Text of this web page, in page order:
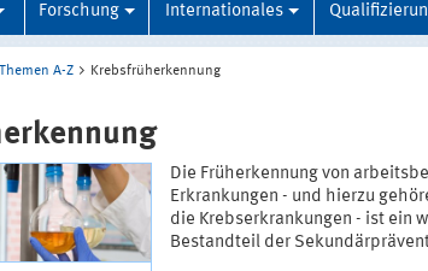
Forschung Internationales
Themen A-Z Krebsfrüherkennung
Die Früherkennung von
Erkrankungen - und hierzu
die Krebserkrankungen - ist ein
Bestandteil der